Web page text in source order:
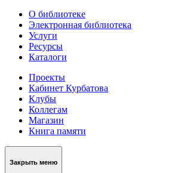
О библиотеке
Электронная библиотека
Услуги
Ресурсы
Каталоги
Проекты
Кабинет Курбатова
Клубы
Коллегам
Магазин
Книга памяти
Закрыть меню